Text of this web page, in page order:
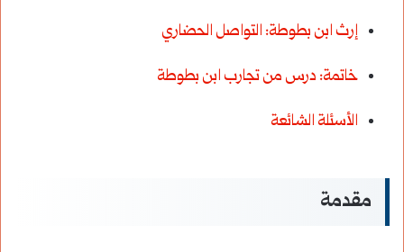
إرث ابن بطوطة: التواصل الحضاري
خاتمة: درس من تجارب ابن بطوطة
الأسئلة الشائعة
مقدمة